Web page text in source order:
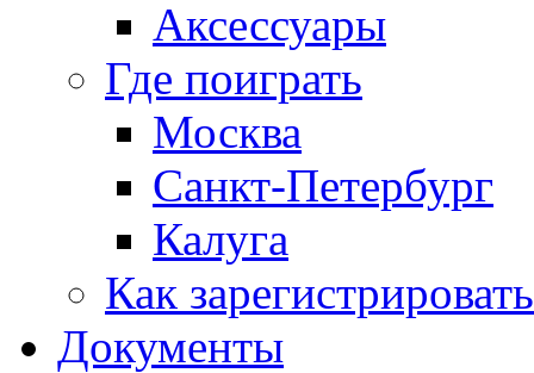
Аксессуары
Где поиграть
Москва
Санкт-Петербург
Калуга
Как
Документы